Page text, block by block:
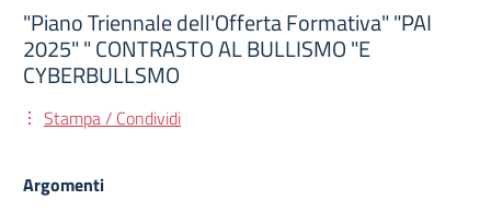
"Piano Triennale dell'Offerta Formativa" "PAI
2025" " CONTRASTO AL BULLISMO "E
CYBERBULLSMO
Stampa / Condividi
Argomenti